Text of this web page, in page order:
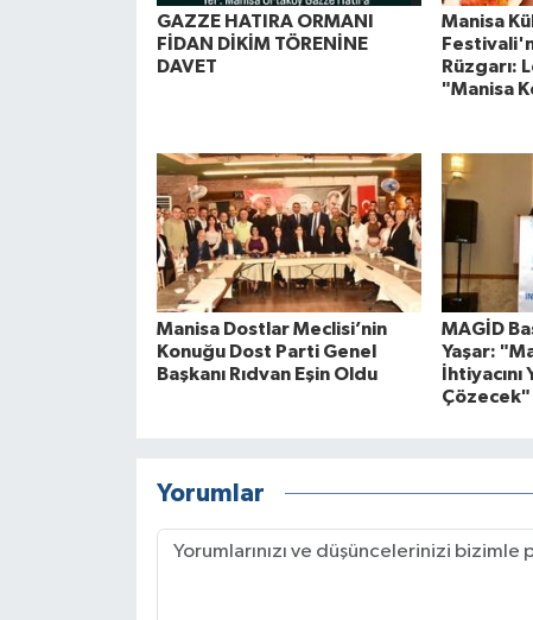
GAZZE HATIRA ORMANI
FİDAN DİKİM TÖRENİNE
DAVET
Manisa
Rüzgarı:
"Manisa
Manisa Dostlar Meclisi’nin
Konuğu Dost Parti Genel
Başkanı Rıdvan Eşin Oldu
MAGİD
Yaşar:
İhtiyacını
Çözecek"
Yorumlar